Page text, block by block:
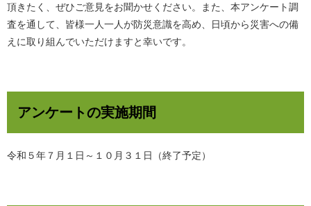
頂きたく、ぜひご意見をお聞かせください。また、本アンケート調
査を通して、皆様一人一人が防災意識を高め、日頃から災害への備
えに取り組んでいただけますと幸いです。
アンケートの実施期間
令和５年７月１日～１０月３１日（終了予定）